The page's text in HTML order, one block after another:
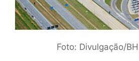
Foto: Divulgação/